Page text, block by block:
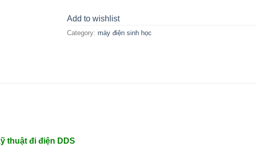
Add to wishlist
Category: máy điện sinh học
thuật đi điện DDS